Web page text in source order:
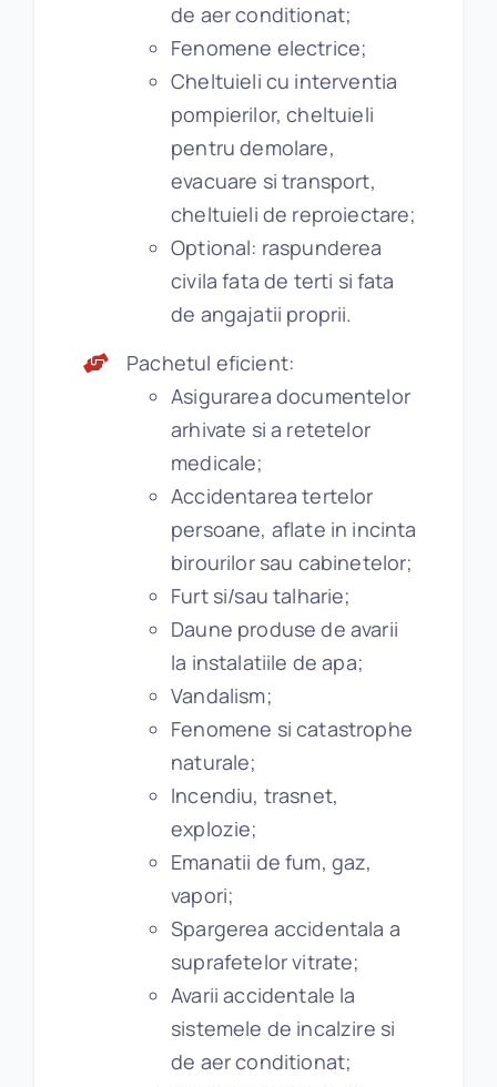
de aer conditionat;
Fenomene electrice;
Cheltuieli cu interventia
pompierilor, cheltuieli
pentru demolare,
evacuare si transport,
cheltuieli de reproiectare;
Optional: raspunderea
civila fata de terti si fata
de angajatii proprii.
Pachetul eficient:
Asigurarea documentelor
arhivate si a retetelor
medicale;
Accidentarea tertelor
persoane, aflate in incinta
birourilor sau cabinetelor;
Furt si/sau talharie;
Daune produse de avarii
la instalatiile de apa;
Vandalism;
Fenomene si catastrophe
naturale;
Incendiu, trasnet,
explozie;
Emanatii de fum, gaz,
vapori;
Spargerea accidentala a
suprafetelor vitrate;
Avarii accidentale la
sistemele de incalzire si
de aer conditionat;